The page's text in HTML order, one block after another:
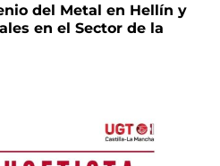
del Metal en Hellín y
en el Sector de la